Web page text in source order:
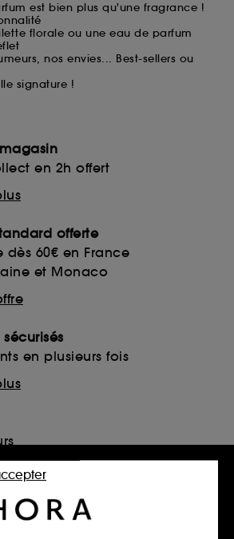
est bien plus qu'une fragrance !
florale ou une eau de parfum
nos envies... Best-sellers ou
signature !
en 2h offert
offerte
60€ en France
et Monaco
en plusieurs fois
article
CONDITIONS DES OFFRES